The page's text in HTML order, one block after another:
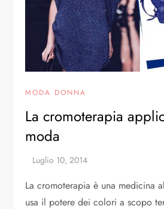
MODA DONNA
La cromoterapia
moda
La cromoterapia è una medicina
usa il potere dei colori a scopo